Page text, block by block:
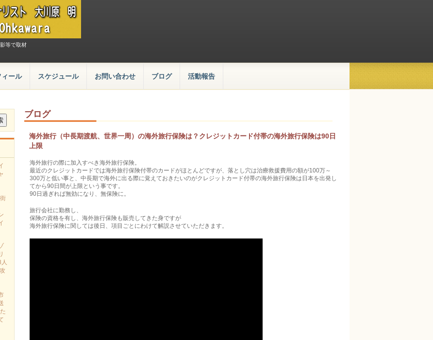
等で取材
ィール スケジュール お問い合わせ ブログ 活動報告
ブログ
海外旅行（中長期渡航、世界一周）の海外旅行保険は？クレジットカード付帯の海外旅行保険は90日
上限
海外旅行の際に加入すべき海外旅行保険。
最近のクレジットカードでは海外旅行保険付帯のカードがほとんどですが、落とし穴は治療救援費用の額が100万～
300万と低い事と、中長期で海外に出る際に覚えておきたいのがクレジットカード付帯の海外旅行保険は日本を出発し
てから90日間が上限という事です。
90日過ぎれば無効になり、無保険に。
旅行会社に勤務し、
保険の資格を有し、海外旅行保険も販売してきた身ですが
海外旅行保険に関しては後日、項目ごとにわけて解説させていただきます。